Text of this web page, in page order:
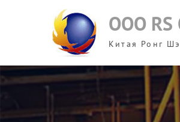
ООО RS
Китая Ронг